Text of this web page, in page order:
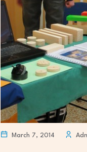
March 7, 2014